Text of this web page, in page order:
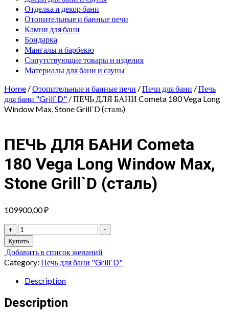
Отделка и декор бани
Отопительные и банные печи
Камни для бани
Бондарка
Мангалы и барбекю
Сопутствующие товары и изделия
Материалы для бани и сауны
Home /Отопительные и банные печи /Печи для бани /Печь
для бани "Grill`D" / ПЕЧЬ ДЛЯ БАНИ Cometa 180 Vega Long
Window Max, Stone Grill`D (сталь)
ПЕЧЬ ДЛЯ БАНИ Cometa
180 Vega Long Window Max,
Stone Grill`D (сталь)
109900,00₽
+
ПЕЧЬ
ДЛЯ
БАНИ
Cometa
180
Vega
Long
Window
Max,
-
Купить
Добавить в список желаний
Category: Печь для бани "Grill`D"
Description
Description